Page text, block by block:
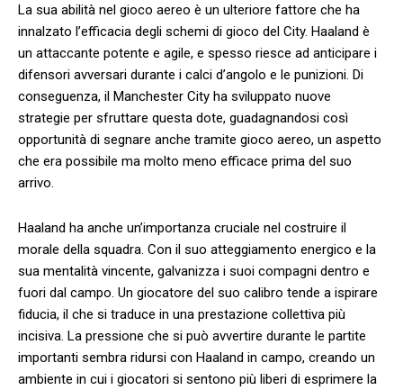
La sua abilità nel⁤ gioco aereo è ‌un ulteriore fattore che ⁣ha
innalzato l’efficacia ​degli schemi di gioco del City.⁤ Haaland è
un attaccante potente e agile, e ‌spesso‍ riesce ad anticipare i
difensori avversari durante i calci d’angolo e le punizioni. ​Di
conseguenza, il Manchester City ha sviluppato nuove
strategie per sfruttare questa dote, guadagnandosi così
opportunità di segnare anche tramite gioco aereo, un aspetto
che era possibile ma molto meno efficace prima del suo
arrivo.
Haaland ha anche un’importanza cruciale nel costruire il
morale della squadra. ⁢Con il suo ⁤atteggiamento ​energico e la
sua mentalità vincente, galvanizza i suoi compagni dentro e
fuori ‍dal campo. Un giocatore del suo calibro tende a ispirare
fiducia, il che si traduce in una‍ prestazione collettiva più
incisiva. La pressione che si​ può avvertire durante le partite
importanti sembra ridursi con Haaland in campo, creando un
ambiente in ‍cui i giocatori⁣ si sentono più ​liberi di esprimere la